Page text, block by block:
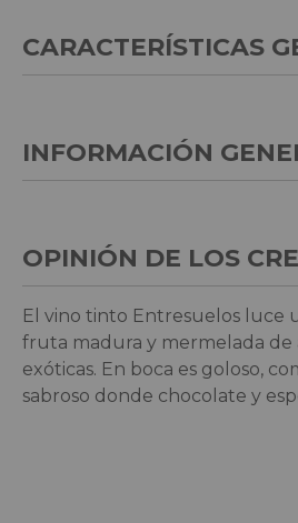
CARACTERÍSTICAS
INFORMACIÓN
OPINIÓN DE LOS
El vino tinto Entresuelos luce
fruta madura y mermelada de
exóticas. En boca es goloso,
sabroso donde chocolate y